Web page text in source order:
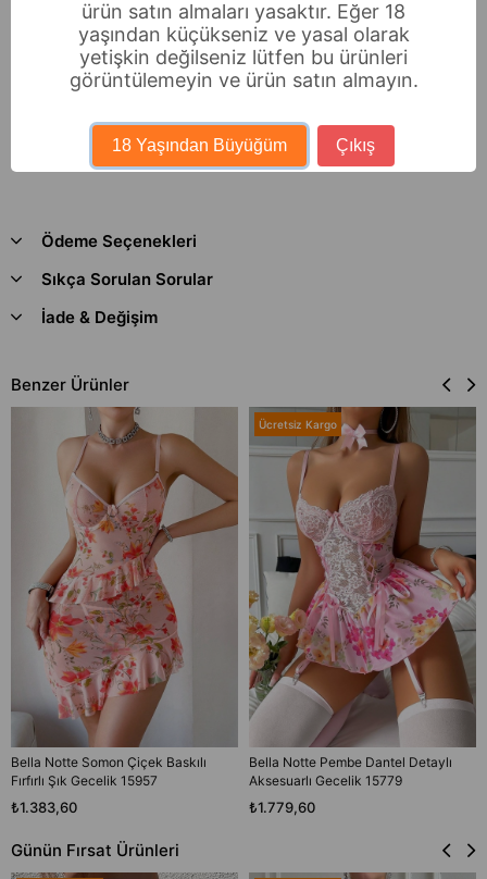
Ödeme Seçenekleri
Sıkça Sorulan Sorular
İade & Değişim
Benzer Ürünler
Bella Notte Somon Çiçek Baskılı
Fırfırlı Şık Gecelik 15957
₺1.383,60
Bella Notte Pembe Dantel Detaylı
Aksesuarlı Gecelik 15779
₺1.779,60
Ücretsiz Kargo
Günün Fırsat Ürünleri
ürün satın almaları yasaktır. Eğer 18
yaşından küçükseniz ve yasal olarak
yetişkin değilseniz lütfen bu ürünleri
görüntülemeyin ve ürün satın almayın.
18 Yaşından Büyüğüm Çıkış